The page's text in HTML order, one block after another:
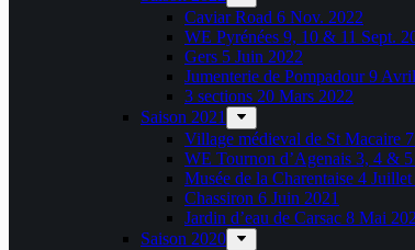
Caviar Road 6 Nov. 2022
WE Pyrénées 9, 10 & 11 Sept.
Gers 5 Juin 2022
Jumenterie de Pompadour 9
3 sections 20 Mars 2022
Saison 2021
Village médieval de St Macaire
WE Tournon d’Agenais 3, 4 & 5
Musée de la Charentaise 4 Juillet
Chassiron 6 Juin 2021
Jardin d’eau de Carsac 8 Mai
Saison 2020